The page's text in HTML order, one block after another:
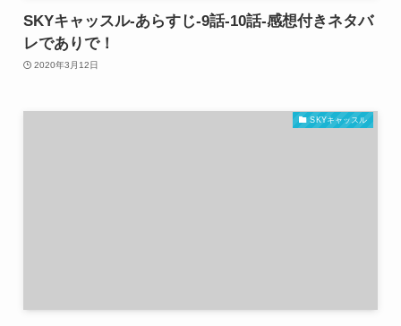
SKYキャッスル-あらすじ-9話-10話-感想付きネタバ
レでありで！
2020年3月12日
SKYキャッスル